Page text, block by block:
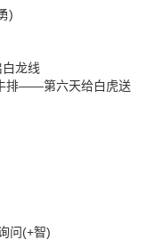
)
龙线
排——第六天给白虎送
问(+智)